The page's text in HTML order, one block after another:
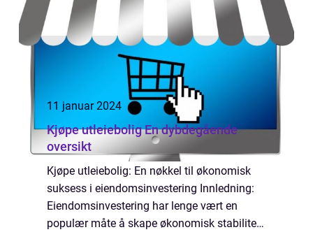
11 januar 2024
Kjøpe utleiebolig En dybdegående
oversikt
Kjøpe utleiebolig: En nøkkel til økonomisk
suksess i eiendomsinvestering Innledning:
Eiendomsinvestering har lenge vært en
populær måte å skape økonomisk stabilitet